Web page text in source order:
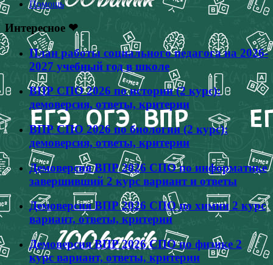
Помощь
Интересное ❤
План работы социального педагога на 2026-
2027 учебный год в школе
ВПР СПО 2026 по истории (2 курс):
демоверсия, ответы, критерии
ВПР СПО 2026 по биологии (2 курс):
демоверсия, ответы, критерии
Демоверсия ВПР 2026 СПО по информатике
завершивший 2 курс вариант и ответы
Демоверсия ВПР 2026 СПО по химии 2 курс
вариант, ответы, критерии
Демоверсия ВПР 2026 СПО по физике 2
курс вариант, ответы, критерии